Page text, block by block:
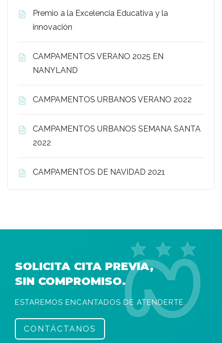
Premio a la Excelencia Educativa y la
innovación
CAMPAMENTOS VERANO 2025 EN
NANYLAND
CAMPAMENTOS URBANOS VERANO 2022
CAMPAMENTOS URBANOS SEMANA SANTA
2022
CAMPAMENTOS DE NAVIDAD 2021
SOLICITA CITA PREVIA,
SIN COMPROMISO.
ESTAREMOS ENCANTADOS DE ATENDERTE.
CONTÁCTANOS